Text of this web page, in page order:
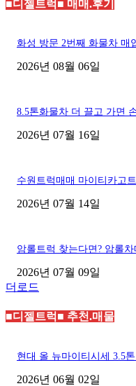
■디젤트럭■ 매매.후기
화성 방문 2번째 화물차 매
2026년 08월 06일
8.5톤화물차 더 끌고 가면
2026년 07월 16일
수원트럭매매 마이티카고
2026년 07월 14일
암롤트럭 찾는다면? 암롤
2026년 07월 09일
더로드
■디젤트럭■ 추천.매물
현대 올 뉴마이티시세 3.5
2026년 06월 02일